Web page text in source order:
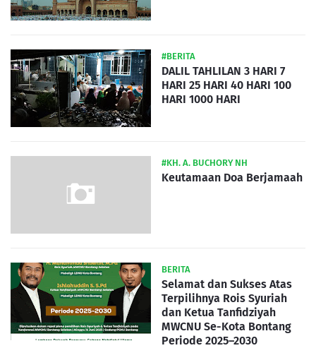
#BERITA
DALIL TAHLILAN 3 HARI 7
HARI 25 HARI 40 HARI 100
HARI 1000 HARI
#KH. A. BUCHORY NH
Keutamaan Doa Berjamaah
BERITA
Selamat dan Sukses Atas
Terpilihnya Rois Syuriah
dan Ketua Tanfidziyah
MWCNU Se-Kota Bontang
Periode 2025–2030